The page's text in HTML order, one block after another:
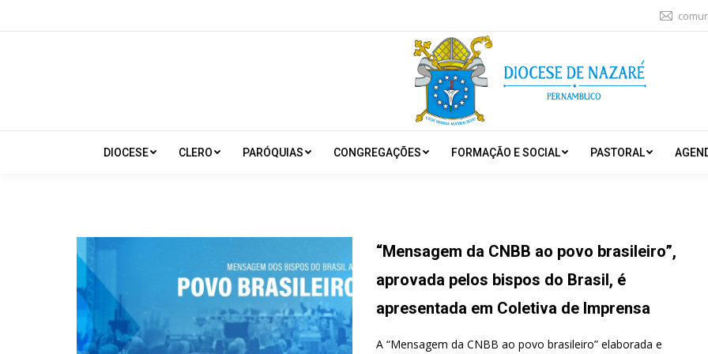
DIOCESE CLERO PARÓQUIAS CONGREGAÇÕES FORMAÇÃO E SOCIAL PASTORAL
“Mensagem da CNBB ao povo brasileiro”,
aprovada pelos bispos do Brasil, é
apresentada em Coletiva de Imprensa
A “Mensagem da CNBB ao povo brasileiro” elaborada e